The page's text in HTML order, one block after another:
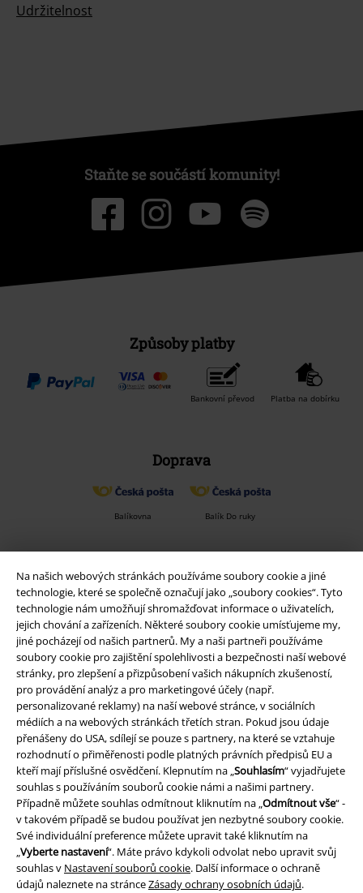
Na našich webových stránkách používáme soubory cookie a jiné
technologie, které se společně označují jako „soubory cookies“. Tyto
technologie nám umožňují shromažďovat informace o uživatelích,
jejich chování a zařízeních. Některé soubory cookie umísťujeme my,
jiné pocházejí od našich partnerů. My a naši partneři používáme
soubory cookie pro zajištění spolehlivosti a bezpečnosti naší webové
stránky, pro zlepšení a přizpůsobení vašich nákupních zkušeností,
pro provádění analýz a pro marketingové účely (např.
personalizované reklamy) na naší webové stránce, v sociálních
médiích a na webových stránkách třetích stran. Pokud jsou údaje
přenášeny do USA, sdílejí se pouze s partnery, na které se vztahuje
rozhodnutí o přiměřenosti podle platných právních předpisů EU a
kteří mají příslušné osvědčení. Klepnutím na „Souhlasím“ vyjadřujete
souhlas s používáním souborů cookie námi a našimi partnery.
Případně můžete souhlas odmítnout kliknutím na „Odmítnout vše“ -
v takovém případě se budou používat jen nezbytné soubory cookie.
Své individuální preference můžete upravit také kliknutím na
„Vyberte nastavení“. Máte právo kdykoli odvolat nebo upravit svůj
souhlas v Nastavení souborů cookie. Další informace o ochraně
údajů naleznete na stránceZásady ochrany osobních údajů.
Udržitelnost
Staňte se součástí komunity!
Způsoby platby
Bankovní převod Platba na dobírku
Doprava
Balíkovna Balík Do ruky
EMP aplikaci
Stáhněte si novou EMP aplikaci zdarma a využijte všechny nové
funkce a výhody!
A Warner Music Group Company